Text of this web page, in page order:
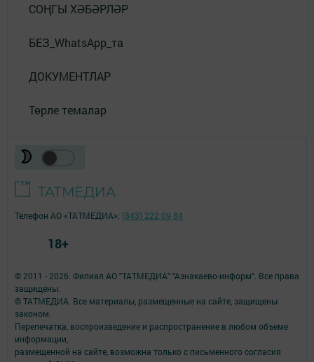
СОҢГЫ ХӘБӘРЛӘР
БЕЗ_WhatsApp_та
ДОКУМЕНТЛАР
Төрле темалар
© 2011 - 2026. Филиал АО "ТАТМЕДИА" "Азнакаево-информ". Все права
защищены.
© ТАТМЕДИА. Все материалы, размещенные на сайте, защищены
законом.
Перепечатка, воспроизведение и распространение в любом объеме
информации,
размещенной на сайте, возможна только с письменного согласия
Телефон АО «ТАТМЕДИА»: (843) 222 09 84
18+